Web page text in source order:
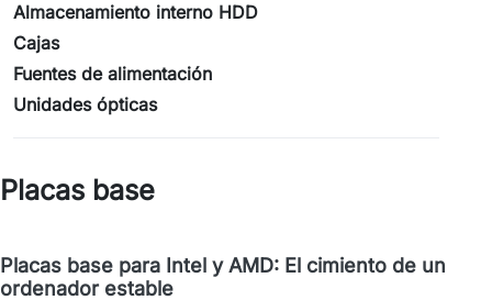
Almacenamiento interno HDD
Cajas
Fuentes de alimentación
Unidades ópticas
Placas base
Placas base para Intel y AMD: El cimiento de un
ordenador estable